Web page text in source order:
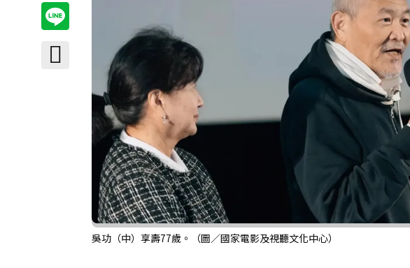
吳功（中）享壽77歲。（圖／國家電影及視聽文化中心）